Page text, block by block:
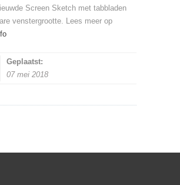
Screen Sketch met tabbladen
venstergrootte. Lees meer op
Geplaatst:
07 mei 2018